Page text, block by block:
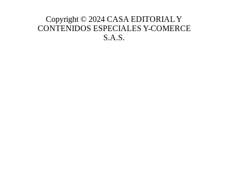
Copyright © 2024 CASA EDITORIALY
CONTENIDOS ESPECIALES Y-COMERCE
S.A.S.